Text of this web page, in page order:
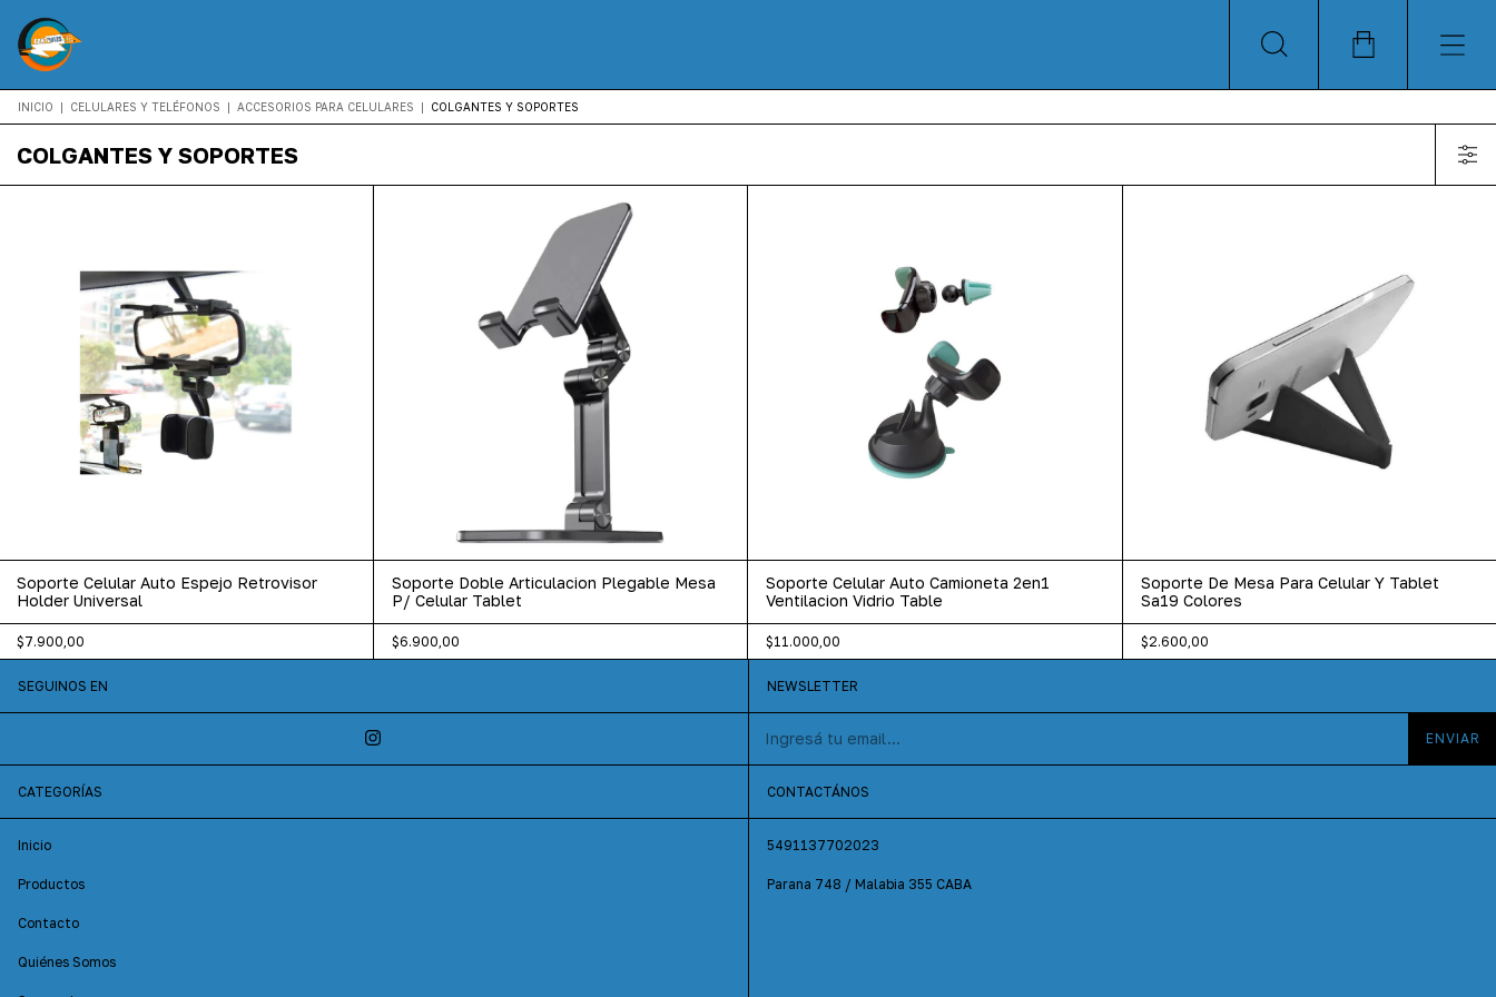
INICIO | CELULARES Y TELÉFONOS | ACCESORIOS PARA CELULARES | COLGANTES Y SOPORTES
COLGANTES Y SOPORTES
Soporte Celular Auto Espejo Retrovisor
Holder Universal
$7.900,00
Soporte Doble Articulacion Plegable Mesa
P/ Celular Tablet
$6.900,00
Soporte Celular Auto Camioneta 2en1
Ventilacion Vidrio Table
$11.000,00
Soporte De Mesa Para Celular Y Tablet
Sa19 Colores
$2.600,00
SEGUINOS EN NEWSLETTER
CATEGORÍAS
Inicio
Productos
Contacto
Quiénes Somos
CONTACTÁNOS
5491137702023
Parana 748 / Malabia 355 CABA